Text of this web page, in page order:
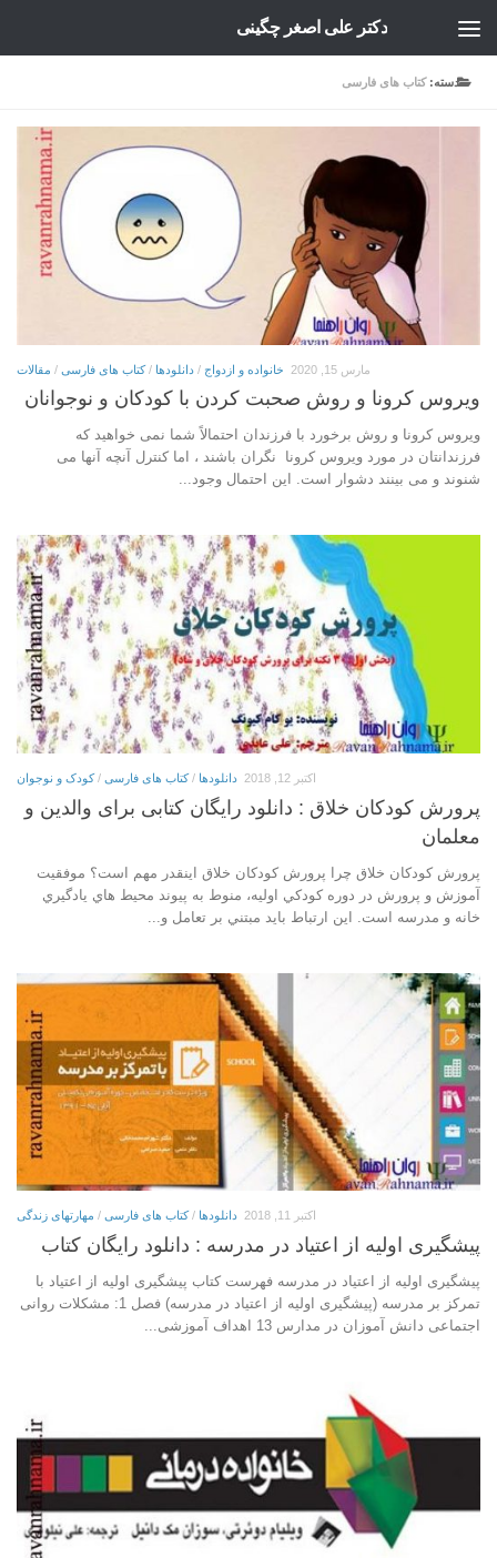
دکتر علی اصغر چگینی
دسته:کتاب های فارسی
خانواده و ازدواج / دانلودها /کتاب های فارسی / مقالات مارس 15, 2020
ویروس کرونا و روش صحبت کردن با کودکان و نوجوانان
ویروس کرونا و روش برخورد با فرزندان احتمالاً شما نمی خواهید که
فرزندانتان در مورد ویروس کرونا نگران باشند ، اما کنترل آنچه آنها می
شنوند و می بینند دشوار است. این احتمال وجود...
دانلودها /کتاب های فارسی /کودک و نوجوان اکتبر 12, 2018
پرورش کودکان خلاق : دانلود رایگان کتابی برای والدین و
معلمان
پرورش کودکان خلاق چرا پرورش کودکان خلاق اينقدر مهم است؟ موفقيت
آموزش و پرورش در دوره کودکي اوليه، منوط به پيوند محيط هاي يادگيري
خانه و مدرسه است. اين ارتباط بايد مبتني بر تعامل و...
دانلودها /کتاب های فارسی / مهارتهای زندگی اکتبر 11, 2018
پيشگيری اوليه از اعتياد در مدرسه : دانلود رایگان کتاب
پيشگيری اوليه از اعتياد در مدرسه فهرست کتاب پيشگيری اوليه از اعتياد با
تمركز بر مدرسه (پيشگيری اوليه از اعتياد در مدرسه) فصل 1: مشکلات روانی
اجتماعی دانش آموزان در مدارس 13 اهداف آموزشی...